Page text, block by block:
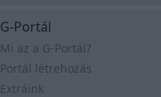
G-Portál
Mi az a G-Portál?
Portál létrehozás
Extráink